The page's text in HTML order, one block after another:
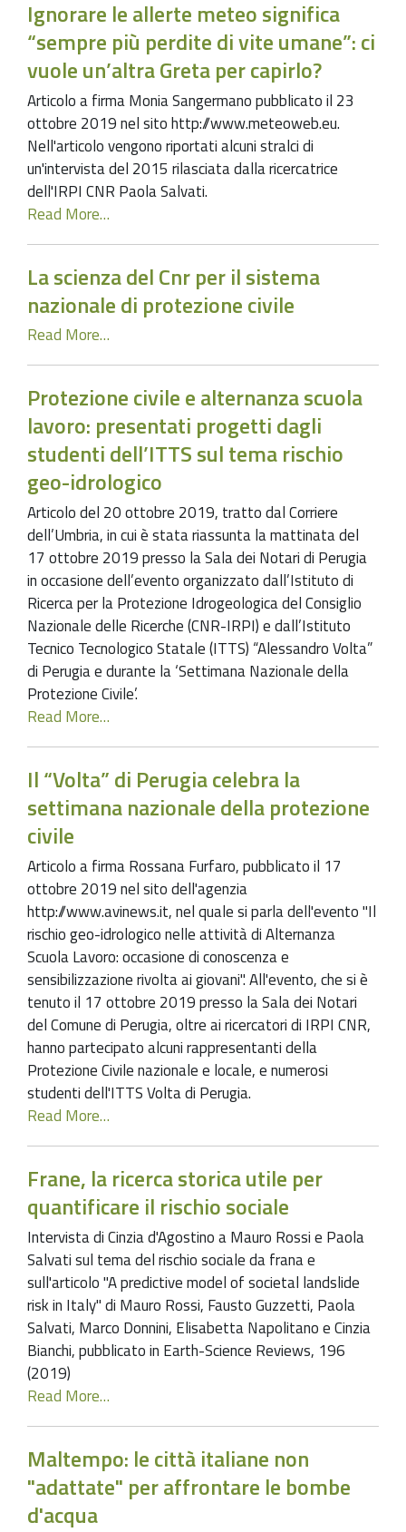
Ignorare le allerte meteo significa
“sempre più perdite di vite umane”: ci
vuole un’altra Greta per capirlo?
Articolo a firma Monia Sangermano pubblicato il 23
ottobre 2019 nel sito http://www.meteoweb.eu.
Nell'articolo vengono riportati alcuni stralci di
un'intervista del 2015 rilasciata dalla ricercatrice
dell'IRPI CNR Paola Salvati.
Read More…
La scienza del Cnr per il sistema
nazionale di protezione civile
Read More…
Protezione civile e alternanza scuola
lavoro: presentati progetti dagli
studenti dell’ITTS sul tema rischio
geo-idrologico
Articolo del 20 ottobre 2019, tratto dal Corriere
dell’Umbria, in cui è stata riassunta la mattinata del
17 ottobre 2019 presso la Sala dei Notari di Perugia
in occasione dell’evento organizzato dall’Istituto di
Ricerca per la Protezione Idrogeologica del Consiglio
Nazionale delle Ricerche (CNR-IRPI) e dall’Istituto
Tecnico Tecnologico Statale (ITTS) “Alessandro Volta”
di Perugia e durante la ‘Settimana Nazionale della
Protezione Civile’.
Read More…
Il “Volta” di Perugia celebra la
settimana nazionale della protezione
civile
Articolo a firma Rossana Furfaro, pubblicato il 17
ottobre 2019 nel sito dell'agenzia
http://www.avinews.it, nel quale si parla dell'evento "Il
rischio geo-idrologico nelle attività di Alternanza
Scuola Lavoro: occasione di conoscenza e
sensibilizzazione rivolta ai giovani". All'evento, che si è
tenuto il 17 ottobre 2019 presso la Sala dei Notari
del Comune di Perugia, oltre ai ricercatori di IRPI CNR,
hanno partecipato alcuni rappresentanti della
Protezione Civile nazionale e locale, e numerosi
studenti dell'ITTS Volta di Perugia.
Read More…
Frane, la ricerca storica utile per
quantificare il rischio sociale
Intervista di Cinzia d'Agostino a Mauro Rossi e Paola
Salvati sul tema del rischio sociale da frana e
sull'articolo "A predictive model of societal landslide
risk in Italy" di Mauro Rossi, Fausto Guzzetti, Paola
Salvati, Marco Donnini, Elisabetta Napolitano e Cinzia
Bianchi, pubblicato in Earth-Science Reviews, 196
(2019)
Read More…
Maltempo: le città italiane non
"adattate" per affrontare le bombe
d'acqua